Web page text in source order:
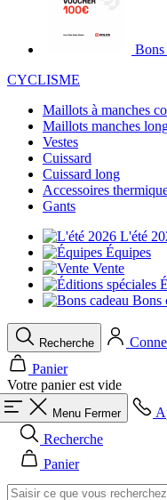
Bons
CYCLISME
Maillots à manches
Maillots manches
Vestes
Cuissard
Cuissard long
Accessoires
Gants
L'été
Équipes
Vente
Bons
Recherche
Panier
Votre panier est vide
Menu Fermer
Recherche
Panier